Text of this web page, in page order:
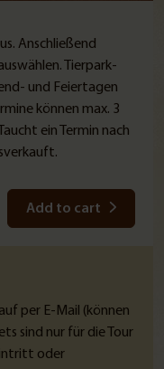
Anschließend
Tierpark-
und Feiertagen
können max. 3
ein Termin nach
Add to cart
per E-Mail (können
sind nur für die Tour
oder